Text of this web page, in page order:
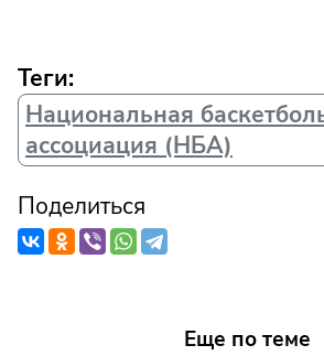
Теги:
Национальная
ассоциация (НБА)
Поделиться
Еще по теме